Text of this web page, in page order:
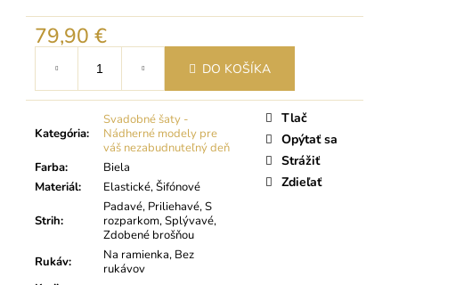
79,90 €
cena:
DO KOŠÍKA
Kategória:
Svadobné šaty -
Nádherné modely pre
váš nezabudnuteľný deň
Farba:
Biela
Materiál: Elastické, Šifónové
Strih:
Padavé, Priliehavé, S
rozparkom, Splývavé,
Zdobené brošňou
Rukáv:
Na ramienka, Bez
rukávov
Tlač
Opýtať sa
Strážiť
Zdieľať